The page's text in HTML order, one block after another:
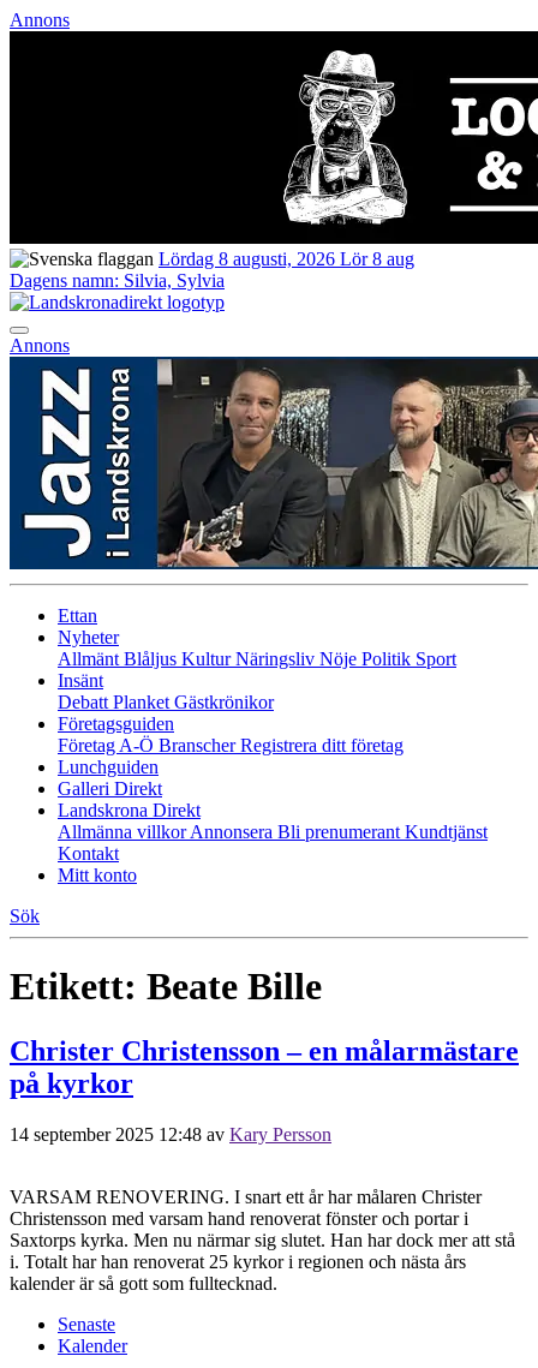
Annons
Lördag 8 augusti, 2026 Lör 8 aug
Dagens namn: Silvia, Sylvia
Annons
Ettan
Nyheter
Allmänt Blåljus KulturNäringsliv Nöje Politik Sport
Insänt
Debatt Planket Gästkrönikor
Företagsguiden
Företag A-Ö BranscherRegistrera ditt företag
Lunchguiden
Galleri Direkt
Landskrona Direkt
Allmänna villkorAnnonsera Bli prenumerant Kundtjänst
Kontakt
Mitt konto
Sök
Etikett: Beate Bille
Christer Christensson – en målarmästare
på kyrkor
14 september 2025 12:48 av Kary Persson
VARSAM RENOVERING. I snart ett år har målaren Christer
Christensson med varsam hand renoverat fönster och portar i
Saxtorps kyrka. Men nu närmar sig slutet. Han har dock mer att stå
i. Totalt har han renoverat 25 kyrkor i regionen och nästa års
kalender är så gott som fulltecknad.
Senaste
Kalender